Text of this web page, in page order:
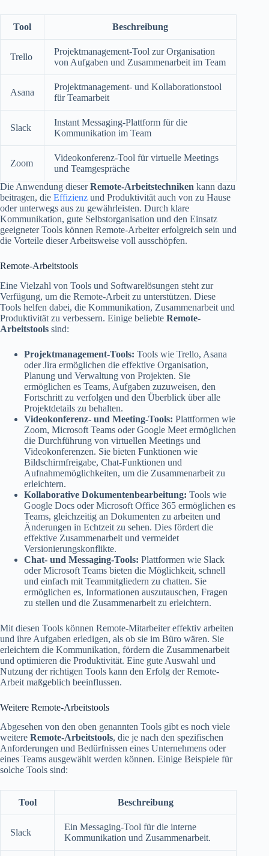
Tool Beschreibung
Trello
Projektmanagement-Tool zur Organisation
von Aufgaben und Zusammenarbeit im Team
Asana
Projektmanagement- und Kollaborationstool
für Teamarbeit
Slack
Instant Messaging-Plattform für die
Kommunikation im Team
Zoom
Videokonferenz-Tool für virtuelle Meetings
und Teamgespräche
Die Anwendung dieserRemote-Arbeitstechniken kann dazu
beitragen, die Effizienz und Produktivität auch von zu Hause
oder unterwegs aus zu gewährleisten. Durch klare
Kommunikation, gute Selbstorganisation und den Einsatz
geeigneter Tools können Remote-Arbeiter erfolgreich sein und
die Vorteile dieser Arbeitsweise voll ausschöpfen.
Remote-Arbeitstools
Eine Vielzahl von Tools und Softwarelösungen steht zur
Verfügung, um die Remote-Arbeit zu unterstützen. Diese
Tools helfen dabei, die Kommunikation, Zusammenarbeit und
Produktivität zu verbessern. Einige beliebte Remote-
Arbeitstools sind:
Projektmanagement-Tools: Tools wie Trello, Asana
oder Jira ermöglichen die effektive Organisation,
Planung und Verwaltung von Projekten. Sie
ermöglichen es Teams, Aufgaben zuzuweisen, den
Fortschritt zu verfolgen und den Überblick über alle
Projektdetails zu behalten.
Videokonferenz- und Meeting-Tools: Plattformen wie
Zoom, Microsoft Teams oder Google Meet ermöglichen
die Durchführung von virtuellen Meetings und
Videokonferenzen. Sie bieten Funktionen wie
Bildschirmfreigabe, Chat-Funktionen und
Aufnahmemöglichkeiten, um die Zusammenarbeit zu
erleichtern.
Kollaborative Dokumentenbearbeitung: Tools wie
Google Docs oder Microsoft Office 365 ermöglichen es
Teams, gleichzeitig an Dokumenten zu arbeiten und
Änderungen in Echtzeit zu sehen. Dies fördert die
effektive Zusammenarbeit und vermeidet
Versionierungskonflikte.
Chat- und Messaging-Tools: Plattformen wie Slack
oder Microsoft Teams bieten die Möglichkeit, schnell
und einfach mit Teammitgliedern zu chatten. Sie
ermöglichen es, Informationen auszutauschen, Fragen
zu stellen und die Zusammenarbeit zu erleichtern.
Mit diesen Tools können Remote-Mitarbeiter effektiv arbeiten
und ihre Aufgaben erledigen, als ob sie im Büro wären. Sie
erleichtern die Kommunikation, fördern die Zusammenarbeit
und optimieren die Produktivität. Eine gute Auswahl und
Nutzung der richtigen Tools kann den Erfolg der Remote-
Arbeit maßgeblich beeinflussen.
Weitere Remote-Arbeitstools
Abgesehen von den oben genannten Tools gibt es noch viele
weitere Remote-Arbeitstools, die je nach den spezifischen
Anforderungen und Bedürfnissen eines Unternehmens oder
eines Teams ausgewählt werden können. Einige Beispiele für
solche Tools sind:
Tool Beschreibung
Slack
Ein Messaging-Tool für die interne
Kommunikation und Zusammenarbeit.